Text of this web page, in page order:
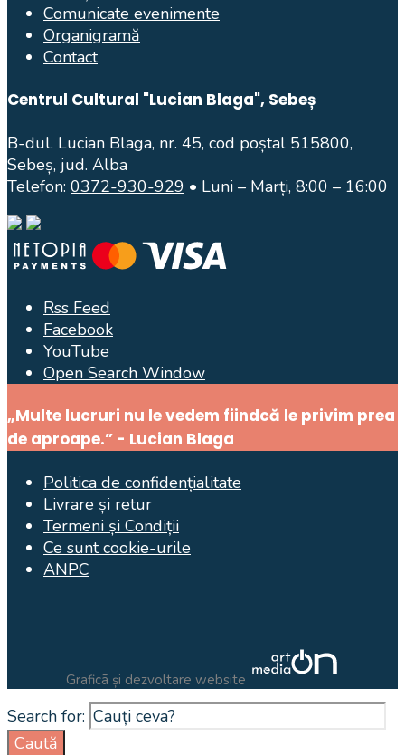
Comunicate evenimente
Organigramă
Contact
Centrul Cultural "Lucian Blaga", Sebeș
B-dul. Lucian Blaga, nr. 45, cod poștal 515800,
Sebeș, jud. Alba
Telefon: 0372-930-929 • Luni – Marți, 8:00 – 16:00
Rss Feed
Facebook
YouTube
Open Search Window
„Multe lucruri nu le vedem fiindcă le privim prea
de aproape.” - Lucian Blaga
Politica de confidențialitate
Livrare și retur
Termeni și Condiții
Ce sunt cookie-urile
ANPC
Graficã și dezvoltare website
Search for:
Caută